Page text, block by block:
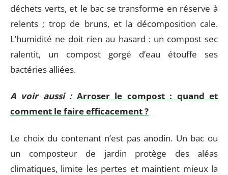
déchets verts, et le bac se transforme en réserve à
relents ; trop de bruns, et la décomposition cale.
L’humidité ne doit rien au hasard : un compost sec
ralentit, un compost gorgé d’eau étouffe ses
bactéries alliées.
A voir aussi : Arroser le compost : quand et
comment le faire efficacement ?
Le choix du contenant n’est pas anodin. Un bac ou
un composteur de jardin protège des aléas
climatiques, limite les pertes et maintient mieux la